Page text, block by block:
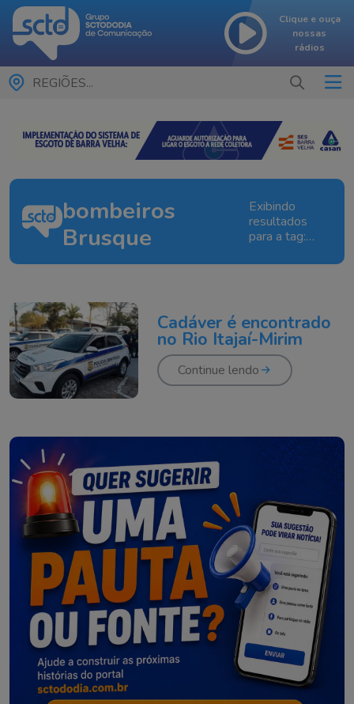
Clique e ouça
nossas
rádios
REGIÕES...
bombeiros
Brusque
Exibindo
resultados
para a tag:
Brusque
Cadáver é encontrado
no Rio Itajaí-Mirim
Continue lendo